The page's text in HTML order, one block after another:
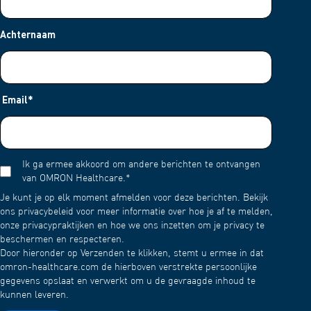
gebruiksaanwijzing van je apparaat.
Postadres:
OMRON Healthcare UK Ltd
Opal Drive
Milton Keynes
Bucks
retourneren.
Achternaam
Email*
Ik ga ermee akkoord om andere berichten te ontvangen
van OMRON Healthcare.*
Je kunt je op elk moment afmelden voor deze berichten. Bekijk
ons privacybeleid voor meer informatie over hoe je af te melden,
onze privacypraktijken en hoe we ons inzetten om je privacy te
beschermen en respecteren.
Door hieronder op Verzenden te klikken, stemt u ermee in dat
omron-healthcare.com de hierboven verstrekte persoonlijke
gegevens opslaat en verwerkt om u de gevraagde inhoud te
kunnen leveren.